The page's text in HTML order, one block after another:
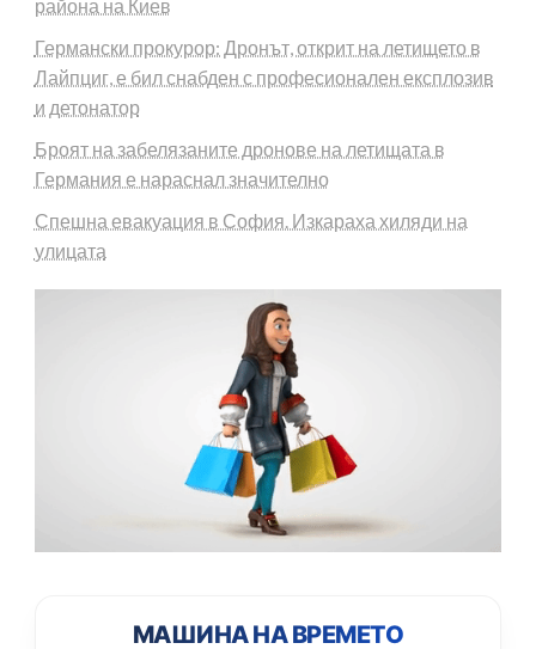
района на Киев
Германски прокурор: Дронът, открит на летището в
Лайпциг, е бил снабден с професионален експлозив
и детонатор
Броят на забелязаните дронове на летищата в
Германия е нараснал значително
Спешна евакуация в София. Изкараха хиляди на
улицата
МАШИНА НА ВРЕМЕТО